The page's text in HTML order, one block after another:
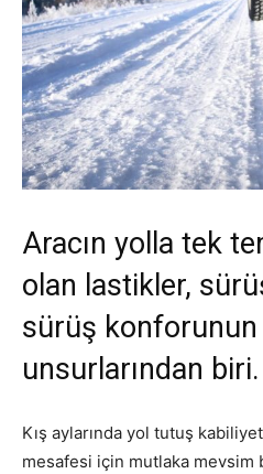
Aracın yolla tek
olan lastikler,
sürüş
unsurlarından biri.
Kış aylarında yol tutuş
mesafesi için mutlaka mevsim